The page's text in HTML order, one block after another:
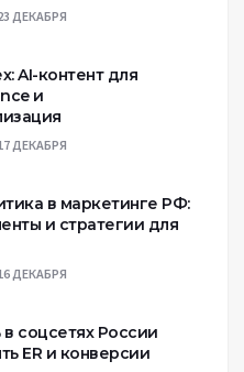
ДЕКАБРЯ
AI-контент для
и
ДЕКАБРЯ
в маркетинге РФ:
и стратегии для
ДЕКАБРЯ
соцсетях России
ER и конверсии